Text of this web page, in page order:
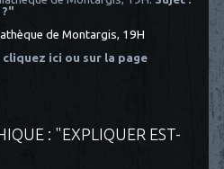
de Montargis, 19H
ici ou sur la page
: "EXPLIQUER EST-